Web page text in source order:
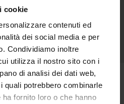
cookie
contenuti ed
dei social media e per
Condividiamo inoltre
utilizza il nostro sito con i
di analisi dei dati web,
quali potrebbero combinarle
fornito loro o che hanno
28